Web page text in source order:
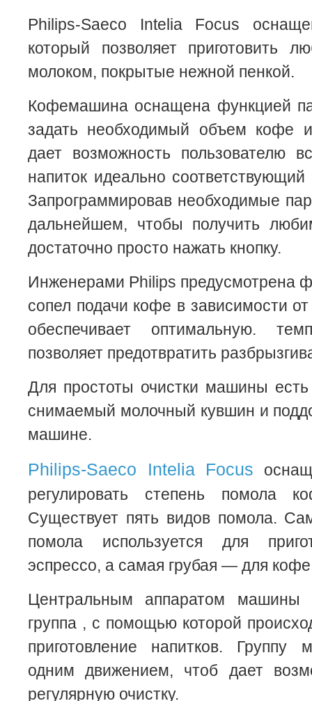
Philips-Saeco Intelia Focus
который позволяет приготовить
молоком, покрытые нежной пенкой.
Кофемашина оснащена функцией
задать необходимый объем кофе
дает возможность пользователю
напиток идеально соответствующий
Запрограммировав необходимые
дальнейшем, чтобы получить
достаточно просто нажать кнопку.
Инженерами Philips предусмотрена
сопел подачи кофе в зависимости
обеспечивает оптимальную.
позволяет предотвратить
Для простоты очистки машины
снимаемый молочный кувшин и
машине.
Philips-Saeco Intelia Focus
регулировать степень помола
Существует пять видов помола.
помола используется для
эспрессо, а самая грубая — для
Центральным аппаратом машины
группа , с помощью которой
приготовление напитков. Группу
одним движением, чтоб дает
регулярную очистку.